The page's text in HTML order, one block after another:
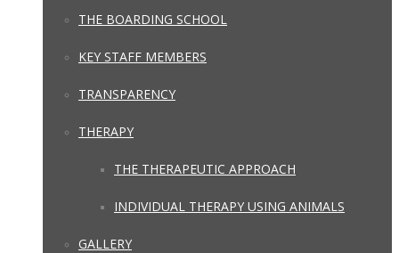
THE BOARDING SCHOOL
KEY STAFF MEMBERS
TRANSPARENCY
THERAPY
THE THERAPEUTIC APPROACH
INDIVIDUAL THERAPY USING ANIMALS
GALLERY